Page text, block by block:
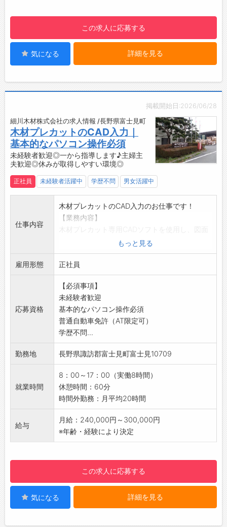
安心して就業可能です。
・電力業界のコアな業務に関わることで幅広い
知識を身に着けられ、ご自身の成長を感じられ
る環境です。
■八ヶ岳の麓にある、森のオフィス
・個室型オフィス 、コワーキングスペース、会
ます。
・都心の企業にとってのサテライトオフィスや
テレワーク拠点として、地域住民の方々にとっ
ての“公民館”的スペースとしての役割もござい
・コワーキングスペースのとなりには、４つの
部屋と共有リビング、ウッドデッキ、そして木
に囲まれたキャンプサイトを備えた宿泊棟「森
のオフィスLiving」を併設。
この求人に応募する
気になる 詳細を見る
掲載開始日:2026/06/28
細川木材株式会社の求人情報 /長野県富士見町
木材プレカットのCAD入力｜
基本的なパソコン操作必須
未経験者歓迎◎一から指導します♪主婦主
夫歓迎◎休みが取得しやすい環境◎
正社員 未経験者活躍中 学歴不問 男女活躍中
仕事内容
木材プレカットのCAD入力のお仕事です！
【業務内容】
をもとに必要な数値を入力するお仕事です。入
力したデータをもとに、木材加工に必要なデー
タを作成します。
パソコンを使ったコツコツ作業が中心なので、
正確に入力することが得意な方におすすめ♪
【未経験者歓迎！】
基本的なパソコン操作ができれば、未経験の方
も歓迎！
入社後は基礎から丁寧に指導し、まずは簡単な
作業からスター◎少しずつ業務を覚えていける
ので、安心してチャレンジできる環境です。
住宅建築に使用する木材を専用のCADソフトと
自動制御機械で木材を加工し、職人技術を超え
る精度で顧客ニーズに応える製品を生み出すも
のです。
日本で伝統的に受け継がれてきた建築技術が後
が可能◎
お客様からお預かりした図面をもとにCADで加
工データを作成し、プレカット加工、検品、納
品までを一貫して行っています。
【職場環境】
もっと見る
雇用形態 正社員
応募資格
【必須事項】
未経験者歓迎
基本的なパソコン操作必須
普通自動車免許（AT限定可）
学歴不問...
勤務地 長野県諏訪郡富士見町富士見10709
就業時間
8：00～17：00（実働8時間）
休憩時間：60分
時間外勤務：月平均20時間
給与
月給：240,000円～300,000円
※年齢・経験により決定
この求人に応募する
気になる 詳細を見る